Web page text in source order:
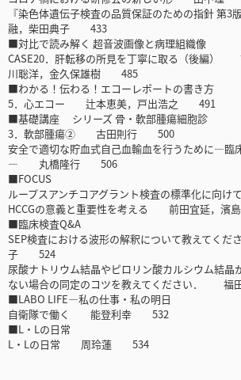
『染色体遺伝子検査の品質保証のための指針
融，柴田典子 433
■対比で読み解く 超音波画像と病理組織像
CASE20．肝転移の所見を丁寧に取る（後編）
川聡洋，金久保雄樹 485
■わかる！伝わる！エコーレポートの書き方
5．心エコー 辻本恵美，戸出浩之 491
■基礎講座 シリーズ 骨・軟部腫瘍細胞診
3．軟部腫瘍② 古田則行 500
安全で適切な貯血式自己血輸血を行うために―臨
― 丸橋隆行 506
■FOCUS
ループスアンチコアグラント検査の標準化
HCCGの意義と重要性を考える 前田宜延，
■臨床検査Q&A
SEP検査における波形の解釈について教えてく
子 524
尿酸ナトリウム結晶やピロリン酸カルシウム結晶
ない場合の同定のコツを教えてください．
■LABO LIFE―私の仕事・私の明日
自衛隊で働く 能登利幸 532
■L・Lの日常
L・Lの日常 周玲蓮 534